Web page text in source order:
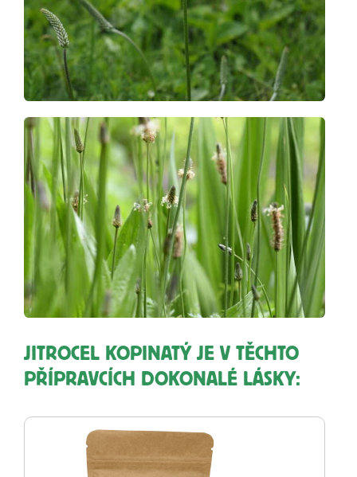
JITROCEL KOPINATÝ JE V TĚCHTO
PŘÍPRAVCÍCH DOKONALÉ LÁSKY: